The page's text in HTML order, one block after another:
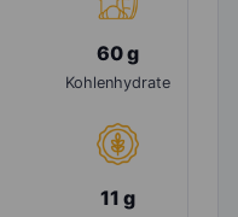
60 g
Kohlenhydrate
11 g